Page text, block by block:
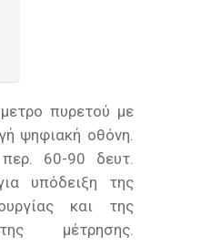
πυρετού με
ψηφιακή οθόνη.
60-90 δευτ.
υπόδειξη της
και της
μέτρησης.